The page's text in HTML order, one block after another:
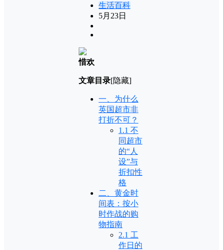
生活百科
5月23日
惜欢
文章目录[隐藏]
一、为什么
英国超市非
打折不可？
1.1 不
同超市
的“人
设”与
折扣性
格
二、黄金时
间表：按小
时作战的购
物指南
2.1 工
作日的